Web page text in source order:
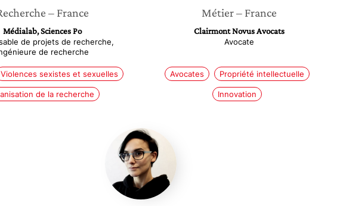
– France
Médialab, Sciences Po
de projets de recherche,
de recherche
Violences sexistes et sexuelles
de la recherche
Métier– France
Clairmont Novus Avocats
Avocate
Avocates Propriété intellectuelle
Innovation
Marion
Coville